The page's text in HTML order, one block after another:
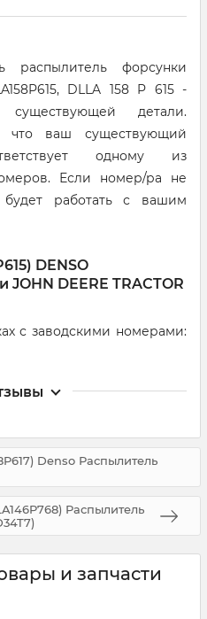
распылитель форсунки
DLLA 158 P 615 -
детали.
что ваш существующий
одному из
Если номер/ра не
будет работать с вашим
DENSO
DEERE TRACTOR
с заводскими номерами:
Denso Распылитель
Распылитель
и запчасти